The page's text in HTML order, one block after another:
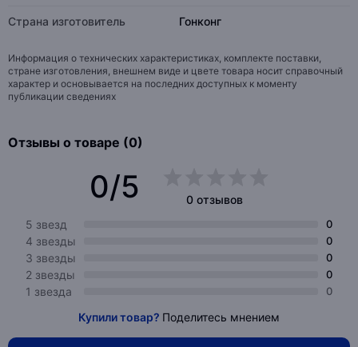
Страна изготовитель Гонконг
Информация о технических характеристиках, комплекте поставки,
стране изготовления, внешнем виде и цвете товара носит справочный
характер и основывается на последних доступных к моменту
публикации сведениях
Отзывы о товаре (0)
0/5
0 отзывов
5 звезд
0
4 звезды 0
3 звезды 0
2 звезды 0
1 звезда 0
Купили товар? Поделитесь мнением